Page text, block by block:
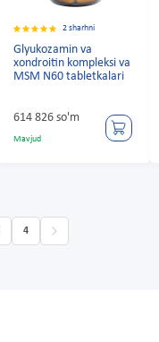
2 sharhni
Glyukozamin va
xondroitin kompleksi va
MSM N60 tabletkalari
614 826 so'm
Mavjud
4